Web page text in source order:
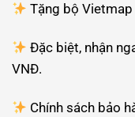
Tặng bộ
Đặc biệt, nhận
VNĐ.
Chính sách bảo